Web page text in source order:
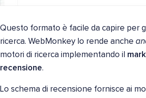
Questo formato è facile da capire per
ricerca. WebMonkey lo rende anche
motori di ricerca implementando il
recensione.
Lo schema di recensione fornisce ai